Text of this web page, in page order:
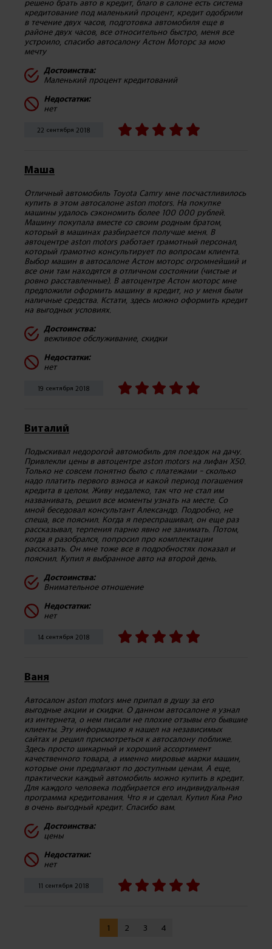
решено брать авто в кредит, благо в салоне есть система
кредитование под маленький процент, кредит одобрили
в течение двух часов, подготовка автомобиля еще в
районе двух часов, все относительно быстро, меня все
устроило, спасибо автосалону Астон Моторс за мою
мечту
Достоинства:
Маленький процент кредитований
Недостатки:
нет
22 сентября 2018
Маша
Отличный автомобиль Toyota Camry мне посчастливилось
купить в этом автосалоне aston motors. На покупке
машины удалось сэкономить более 100 000 рублей.
Машину покупала вместе со своим родным братом,
который в машинах разбирается получше меня. В
автоцентре aston motors работает грамотный персонал,
который грамотно консультирует по вопросам клиента.
Выбор машин в автосалоне Астон моторс огромнейший и
все они там находятся в отличном состоянии (чистые и
ровно расставленные). В автоцентре Астон моторс мне
предложили оформить машину в кредит, но у меня были
наличные средства. Кстати, здесь можно оформить кредит
на выгодных условиях.
Достоинства:
вежливое обслуживание, скидки
Недостатки:
нет
19 сентября 2018
Виталий
Подыскивал недорогой автомобиль для поездок на дачу.
Привлекли цены в автоцентре aston motors на лифан Х50.
Только не совсем понятно было с платежами - сколько
надо платить первого взноса и какой период погашения
кредита в целом. Живу недалеко, так что не стал им
названивать, решил все моменты узнать на месте. Со
мной беседовал консультант Александр. Подробно, не
спеша, все пояснил. Когда я переспрашивал, он еще раз
рассказывал, терпения парню явно не занимать. Потом,
когда я разобрался, попросил про комплектации
рассказать. Он мне тоже все в подробностях показал и
пояснил. Купил я выбранное авто на второй день.
Достоинства:
Внимательное отношение
Недостатки:
нет
14 сентября 2018
Ваня
Автосалон aston motors мне припал в душу за его
выгодные акции и скидки. О данном автосалоне я узнал
из интернета, о нем писали не плохие отзывы его бывшие
клиенты. Эту информацию я нашел на независимых
сайтах и решил присмотреться к автосалону поближе.
Здесь просто шикарный и хороший ассортимент
качественного товара, а именно мировые марки машин,
которые они предлагают по доступным ценам. А еще,
практически каждый автомобиль можно купить в кредит.
Для каждого человека подбирается его индивидуальная
программа кредитования. Что я и сделал. Купил Киа Рио
в очень выгодный кредит. Спасибо вам.
Достоинства:
цены
Недостатки:
нет
11 сентября 2018
1 2 3 4